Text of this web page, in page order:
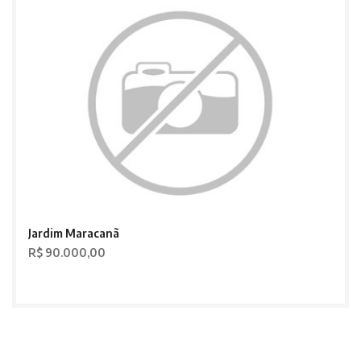
Jardim Maracanã
R$ 90.000,00